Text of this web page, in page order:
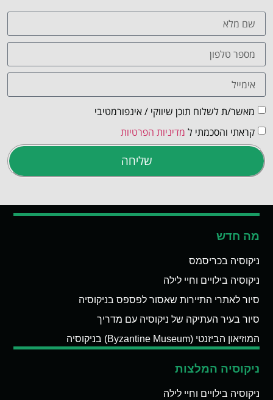
מאשר/ת לשלוח תוכן שיווקי / אינפורמטיבי
קראתי והסכמתי ל מדיניות הפרטיות
שליחה
מה חדש
ניקוסיה בכריסמס
ניקוסיה בילויים וחיי לילה
סיור לאתרי התיירות שאסור לפספס בניקוסיה
סיור בעיר העתיקה של ניקוסיה עם מדריך
המוזיאון הביזנטי (Byzantine Museum) בניקוסיה
ניקוסיה המלצות
ניקוסיה בילויים וחיי לילה